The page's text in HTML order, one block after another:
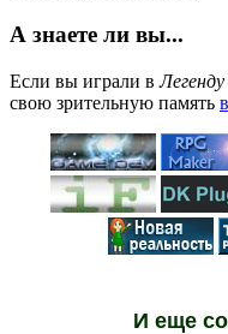
А знаете ли вы...
Если вы играли в
свою зрительную память
И еще